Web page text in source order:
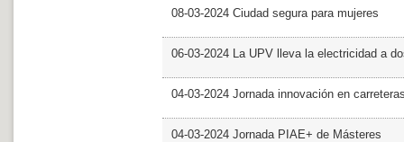
08-03-2024 Ciudad segura para mujeres
06-03-2024 La UPV lleva la electricidad a
04-03-2024 Jornada innovación en
04-03-2024 Jornada PIAE+ de Másteres